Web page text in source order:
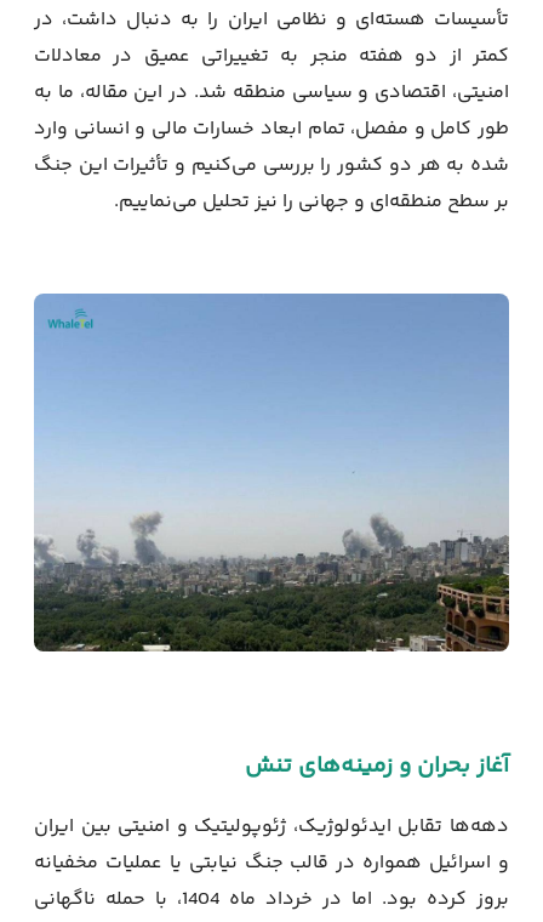
تأسیسات هسته‌ای و نظامی ایران را به دنبال داشت، در
کمتر از دو هفته منجر به تغییراتی عمیق در معادلات
امنیتی، اقتصادی و سیاسی منطقه شد. در این مقاله، ما به
طور کامل و مفصل، تمام ابعاد خسارات مالی و انسانی وارد
شده به هر دو کشور را بررسی می‌کنیم و تأثیرات این جنگ
بر سطح منطقه‌ای و جهانی را نیز تحلیل می‌نماییم.
آغاز بحران و زمینه‌های تنش
دهه‌ها تقابل ایدئولوژیک، ژئوپولیتیک و امنیتی بین ایران
و اسرائیل همواره در قالب جنگ نیابتی یا عملیات مخفیانه
بروز کرده بود. اما در خرداد ماه 1404، با حمله ناگهانی